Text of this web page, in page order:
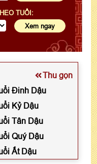
TUỔI:
Thu gọn
Đinh Dậu
Kỷ Dậu
Tân Dậu
Quý Dậu
Ất Dậu